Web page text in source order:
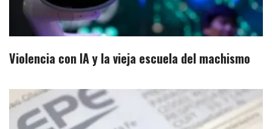
Violencia con IA y la vieja escuela del machismo